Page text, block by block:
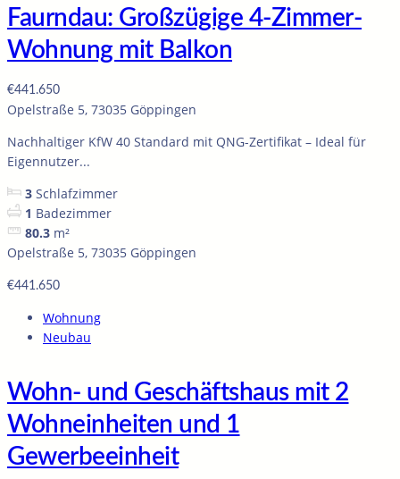
Faurndau: Großzügige 4-Zimmer-
Wohnung mit Balkon
€441.650
Opelstraße 5, 73035 Göppingen
Nachhaltiger KfW 40 Standard mit QNG-Zertifikat – Ideal für
Eigennutzer...
3 Schlafzimmer
1 Badezimmer
80.3 m²
Opelstraße 5, 73035 Göppingen
€441.650
Wohnung
Neubau
Wohn- und Geschäftshaus mit 2
Wohneinheiten und 1
Gewerbeeinheit